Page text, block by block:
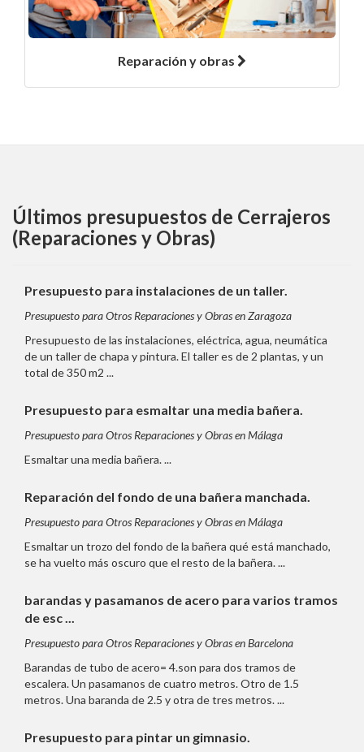
Reparación y obras
Últimos presupuestos de Cerrajeros
(Reparaciones y Obras)
Presupuesto para instalaciones de un taller.
Presupuesto para Otros Reparaciones y Obras en Zaragoza
Presupuesto de las instalaciones, eléctrica, agua, neumática
de un taller de chapa y pintura. El taller es de 2 plantas, y un
total de 350 m2 ...
Presupuesto para esmaltar una media bañera.
Presupuesto para Otros Reparaciones y Obras en Málaga
Esmaltar una media bañera. ...
Reparación del fondo de una bañera manchada.
Presupuesto para Otros Reparaciones y Obras en Málaga
Esmaltar un trozo del fondo de la bañera qué está manchado,
se ha vuelto más oscuro que el resto de la bañera. ...
barandas y pasamanos de acero para varios tramos
de esc ...
Presupuesto para Otros Reparaciones y Obras en Barcelona
Barandas de tubo de acero= 4.son para dos tramos de
escalera. Un pasamanos de cuatro metros. Otro de 1.5
metros. Una baranda de 2.5 y otra de tres metros. ...
Presupuesto para pintar un gimnasio.